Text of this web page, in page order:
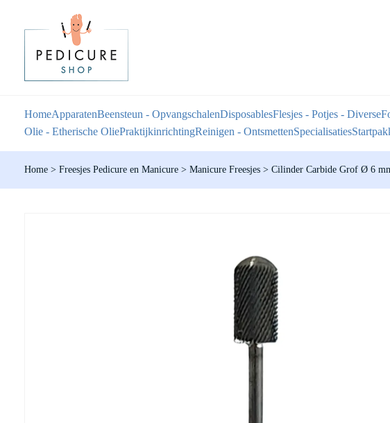
HomeApparatenBeensteun - OpvangschalenDisposablesFlesjes - Potjes - Diverse
Olie - Etherische OliePraktijkinrichtingReinigen - OntsmettenSpecialisaties
Home > Freesjes Pedicure en Manicure > Manicure Freesjes > Cilinder Carbide Grof Ø 6